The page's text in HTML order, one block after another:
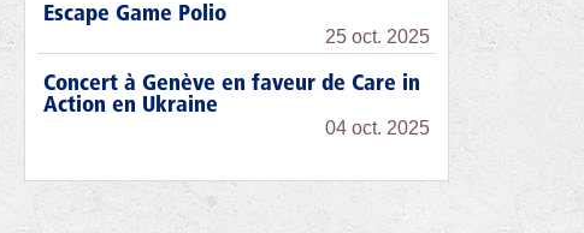
Escape Game Polio
25 oct. 2025
Concert à Genève en faveur de Care in
Action en Ukraine
04 oct. 2025